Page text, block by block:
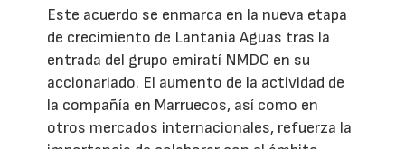
Este acuerdo se enmarca en la nueva etapa
de crecimiento de Lantania Aguas tras la
entrada del grupo emiratí NMDC en su
accionariado. El aumento de la actividad de
la compañía en Marruecos, así como en
otros mercados internacionales, refuerza la